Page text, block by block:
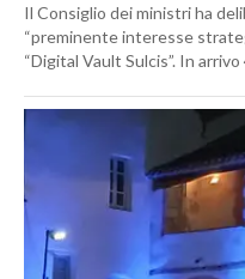
Il Consiglio dei ministri ha
“preminente interesse
“Digital Vault Sulcis”. In